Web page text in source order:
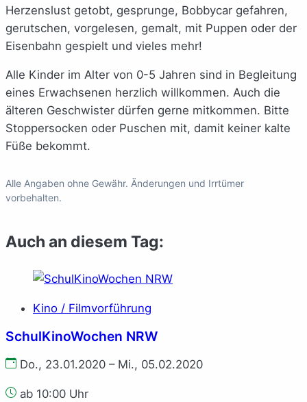
Herzenslust getobt, gesprunge, Bobbycar gefahren,
gerutschen, vorgelesen, gemalt, mit Puppen oder der
Eisenbahn gespielt und vieles mehr!
Alle Kinder im Alter von 0-5 Jahren sind in Begleitung
eines Erwachsenen herzlich willkommen. Auch die
älteren Geschwister dürfen gerne mitkommen. Bitte
Stoppersocken oder Puschen mit, damit keiner kalte
Füße bekommt.
Alle Angaben ohne Gewähr. Änderungen und Irrtümer
vorbehalten.
Auch an diesem Tag:
Kino / Filmvorführung
SchulKinoWochen NRW
Do., 23.01.2020 – Mi., 05.02.2020
ab 10:00 Uhr